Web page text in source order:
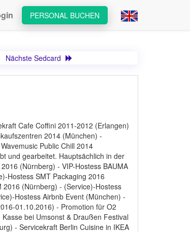
PERSONAL BUCHEN
Nächste Sedcard
Cafe Coffini 2011-2012 (Erlangen)
2014 (München) -
Public Chill 2014
und gearbeitet. Hauptsächlich in der
(Nürnberg) - VIP-Hostess BAUMA
Hostess SMT Packaging 2016
(Nürnberg) - (Service)-Hostess
Hostess Airbnb Event (München) -
01.10.2016) - Promotion für O2
bei Umsonst & Draußen Festival
- Servicekraft Berlin Cuisine in IKEA